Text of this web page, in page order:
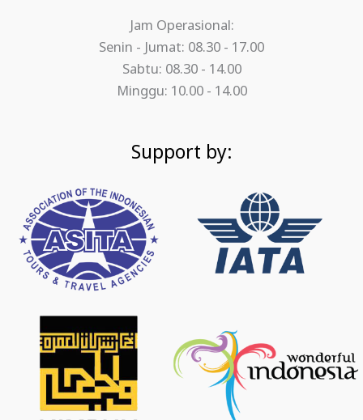
Jam Operasional:
Senin - Jumat: 08.30 - 17.00
Sabtu: 08.30 - 14.00
Minggu: 10.00 - 14.00
Support by: